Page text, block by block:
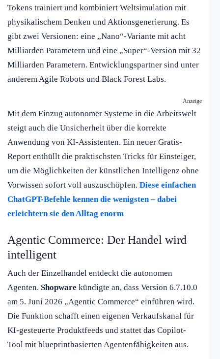
Tokens trainiert und kombiniert Weltsimulation mit
physikalischem Denken und Aktionsgenerierung. Es
gibt zwei Versionen: eine „Nano“-Variante mit acht
Milliarden Parametern und eine „Super“-Version mit 32
Milliarden Parametern. Entwicklungspartner sind unter
anderem Agile Robots und Black Forest Labs.
Anzeige
Mit dem Einzug autonomer Systeme in die Arbeitswelt
steigt auch die Unsicherheit über die korrekte
Anwendung von KI-Assistenten. Ein neuer Gratis-
Report enthüllt die praktischsten Tricks für Einsteiger,
um die Möglichkeiten der künstlichen Intelligenz ohne
Vorwissen sofort voll auszuschöpfen. Diese einfachen
ChatGPT-Befehle kennen die wenigsten – dabei
erleichtern sie den Alltag enorm
Agentic Commerce: Der Handel wird
intelligent
Auch der Einzelhandel entdeckt die autonomen
Agenten. Shopware kündigte an, dass Version 6.7.10.0
am 5. Juni 2026 „Agentic Commerce“ einführen wird.
Die Funktion schafft einen eigenen Verkaufskanal für
KI-gesteuerte Produktfeeds und stattet das Copilot-
Tool mit blueprintbasierten Agentenfähigkeiten aus.